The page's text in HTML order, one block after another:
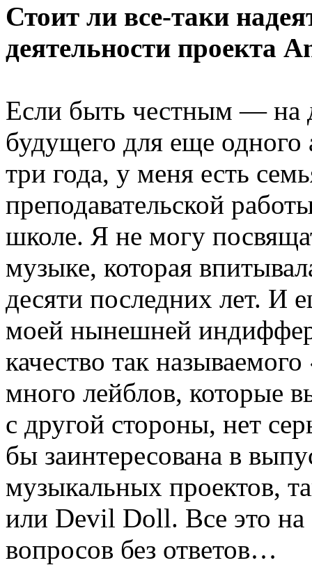
Стоит ли все-таки
деятельности проекта
Если быть честным — на
будущего для еще
три года, у меня есть
преподавательской
школе. Я не могу
музыке, которая
десяти последних лет. И
моей нынешней
качество так
много лейблов, которые
с другой стороны, нет
бы заинтересована в
музыкальных проектов,
или Devil Doll. Все это на
вопросов без ответов…